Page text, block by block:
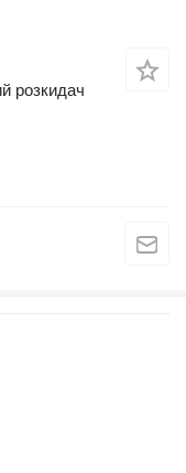
розкидач